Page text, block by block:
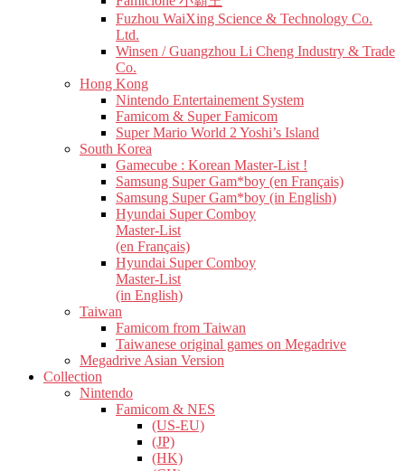
Fuzhou WaiXing Science & Technology Co.
Ltd.
Winsen / Guangzhou Li Cheng Industry & Trade
Co.
Hong Kong
Nintendo Entertainement System
Famicom & Super Famicom
Super Mario World 2 Yoshi’s Island
South Korea
Gamecube : Korean Master-List !
Samsung Super Gam*boy (en Français)
Samsung Super Gam*boy (in English)
Hyundai Super Comboy
Master-List
(en Français)
Hyundai Super Comboy
Master-List
(in English)
Taiwan
Famicom from Taiwan
Taiwanese original games on Megadrive
Megadrive Asian Version
Collection
Nintendo
Famicom & NES
(US-EU)
(JP)
(HK)